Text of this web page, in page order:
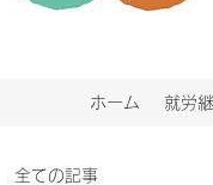
ホーム 就労
全ての記事